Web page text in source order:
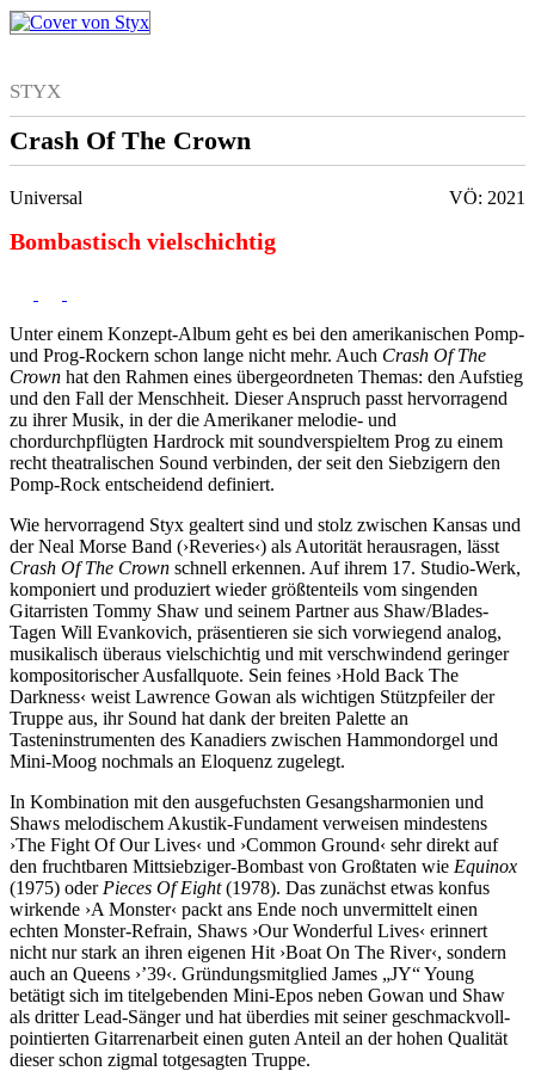
STYX
Crash Of The Crown
Universal VÖ: 2021
Bombastisch vielschichtig
Unter einem Konzept-Album geht es bei den amerikanischen Pomp-
und Prog-Rockern schon lange nicht mehr. Auch Crash Of The
Crown hat den Rahmen eines übergeordneten Themas: den Aufstieg
und den Fall der Menschheit. Dieser Anspruch passt hervorragend
zu ihrer Musik, in der die Amerikaner melodie- und
chordurchpflügten Hardrock mit soundverspieltem Prog zu einem
recht theatralischen Sound verbinden, der seit den Siebzigern den
Pomp-Rock entscheidend definiert.
Wie hervorragend Styx gealtert sind und stolz zwischen Kansas und
der Neal Morse Band (›Reveries‹) als Autorität herausragen, lässt
Crash Of The Crown schnell erkennen. Auf ihrem 17. Studio-Werk,
komponiert und produziert wieder größtenteils vom singenden
Gitarristen Tommy Shaw und seinem Partner aus Shaw/Blades-
Tagen Will Evankovich, präsentieren sie sich vorwiegend analog,
musikalisch überaus vielschichtig und mit verschwindend geringer
kompositorischer Ausfallquote. Sein feines ›Hold Back The
Darkness‹ weist Lawrence Gowan als wichtigen Stützpfeiler der
Truppe aus, ihr Sound hat dank der breiten Palette an
Tasteninstrumenten des Kanadiers zwischen Hammondorgel und
Mini-Moog nochmals an Eloquenz zugelegt.
In Kombination mit den ausgefuchsten Gesangsharmonien und
Shaws melodischem Akustik-Fundament verweisen mindestens
›The Fight Of Our Lives‹ und ›Common Ground‹ sehr direkt auf
den fruchtbaren Mittsiebziger-Bombast von Großtaten wie Equinox
(1975) oder Pieces Of Eight(1978). Das zunächst etwas konfus
wirkende ›A Monster‹ packt ans Ende noch unvermittelt einen
echten Monster-Refrain, Shaws ›Our Wonderful Lives‹ erinnert
nicht nur stark an ihren eigenen Hit ›Boat On The River‹, sondern
auch an Queens ›’39‹. Gründungsmitglied James „JY“ Young
betätigt sich im titelgebenden Mini-Epos neben Gowan und Shaw
als dritter Lead-Sänger und hat überdies mit seiner geschmackvoll-
pointierten Gitarrenarbeit einen guten Anteil an der hohen Qualität
dieser schon zigmal totgesagten Truppe.